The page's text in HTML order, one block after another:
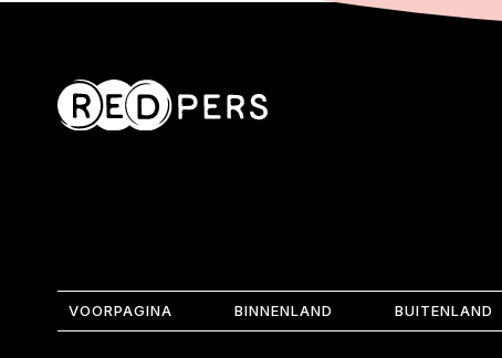
VOORPAGINA BINNENLAND BUITENLAND